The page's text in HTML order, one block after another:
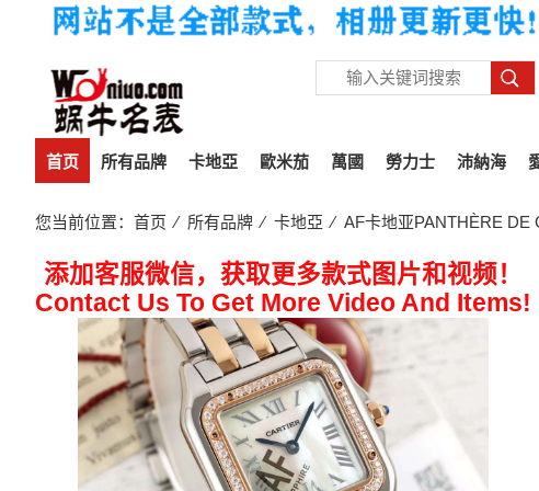
首页 所有品牌 卡地亞 歐米茄 萬國 勞力士 沛納海
您当前位置： 首页 ⁄ 所有品牌 ⁄ 卡地亞 ⁄ AF卡地亚PANTHÈRE DE
添加客服微信，获取更多款式图片和视频！
Contact Us To Get More Video And Items!